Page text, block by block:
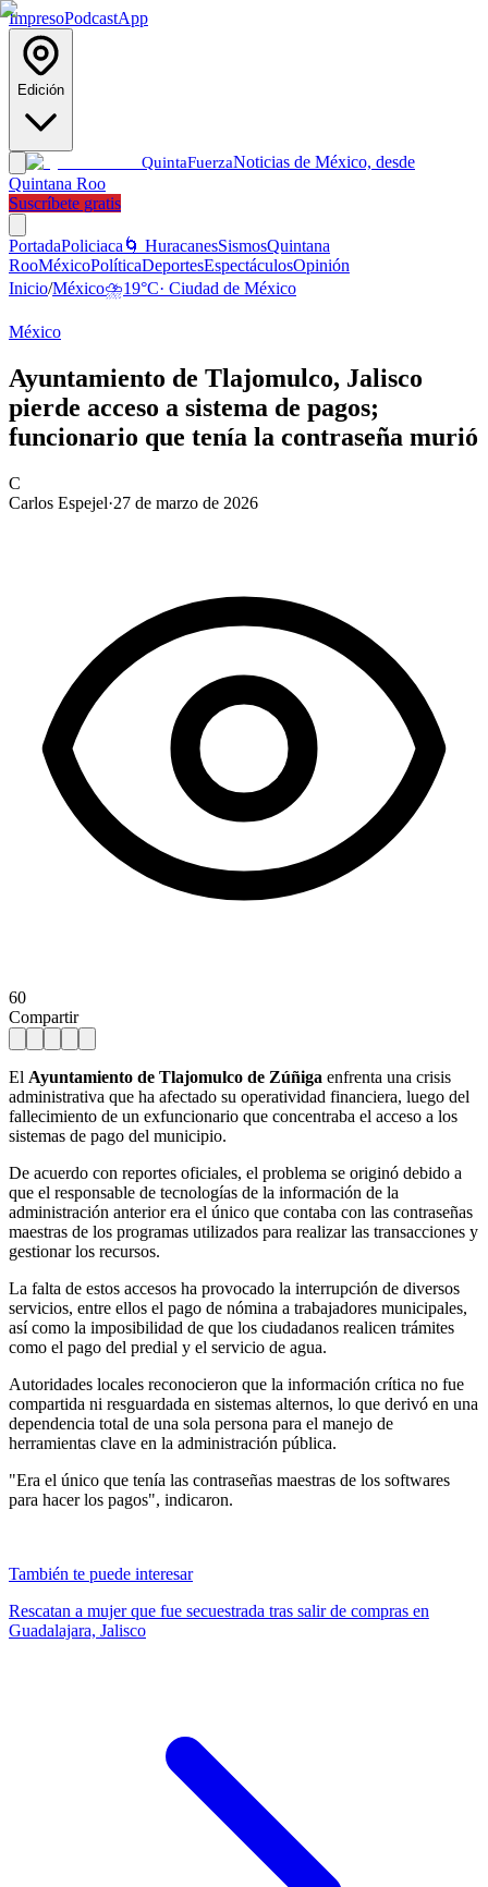
ImpresoPodcastApp
Edición
QuintaFuerzaNoticias de México, desde
Quintana Roo
Suscríbete gratis
PortadaPoliciaca 🌀 HuracanesSismosQuintana
RooMéxicoPolíticaDeportesEspectáculosOpinión
Inicio/México⛈️19°C· Ciudad de México
México
Ayuntamiento de Tlajomulco, Jalisco
pierde acceso a sistema de pagos;
funcionario que tenía la contraseña murió
C
Carlos Espejel·27 de marzo de 2026
60
Compartir
El Ayuntamiento de Tlajomulco de Zúñiga enfrenta una crisis
administrativa que ha afectado su operatividad financiera, luego del
fallecimiento de un exfuncionario que concentraba el acceso a los
sistemas de pago del municipio.
De acuerdo con reportes oficiales, el problema se originó debido a
que el responsable de tecnologías de la información de la
administración anterior era el único que contaba con las contraseñas
maestras de los programas utilizados para realizar las transacciones y
gestionar los recursos.
La falta de estos accesos ha provocado la interrupción de diversos
servicios, entre ellos el pago de nómina a trabajadores municipales,
así como la imposibilidad de que los ciudadanos realicen trámites
como el pago del predial y el servicio de agua.
Autoridades locales reconocieron que la información crítica no fue
compartida ni resguardada en sistemas alternos, lo que derivó en una
dependencia total de una sola persona para el manejo de
herramientas clave en la administración pública.
"Era el único que tenía las contraseñas maestras de los softwares
para hacer los pagos", indicaron.
También te puede interesar
Rescatan a mujer que fue secuestrada tras salir de compras en
Guadalajara, Jalisco